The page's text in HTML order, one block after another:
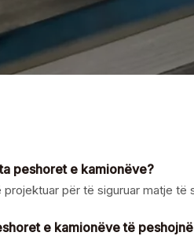
peshoret e kamionëve?
projektuar për të siguruar matje
e kamionëve të